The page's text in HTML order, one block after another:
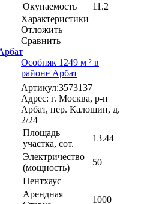
Окупаемость
11.2
Характеристики
Отложить
Сравнить
Особняк 1249 м ² в
районе Арбат
Артикул:3573137
Адрес: г. Москва, р-н
Арбат, пер. Калошин, д.
2/24
Площадь
участка, сот.
13.44
Электричество
(мощность)
50
Пентхаус
Арендная
1000